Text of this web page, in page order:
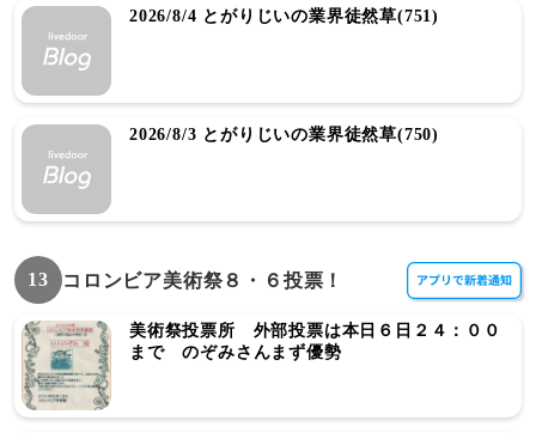
2026/8/4 とがりじいの業界徒然草(751)
2026/8/3 とがりじいの業界徒然草(750)
13 コロンビア美術祭８・６投票！
美術祭投票所 外部投票は本日６日２４：００
まで のぞみさんまず優勢